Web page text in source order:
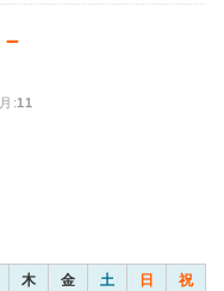
－
:11
木 金 土 日 祝